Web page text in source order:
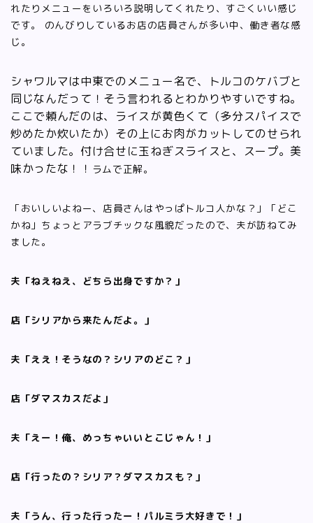
れたりメニューをいろいろ説明してくれたり、すごくいい感じ
です。 のんびりしているお店の店員さんが多い中、働き者な感
じ。
シャワルマは中東でのメニュー名で、トルコのケバブと
同じなんだって！ そう言われるとわかりやすいですね。
ここで頼んだのは、ライスが黄色くて（多分スパイスで
炒めたか炊いたか）その上にお肉がカットしてのせられ
ていました。 付け合せに玉ねぎスライスと、スープ。 美
味かったな！！ ラムで正解。
「おいしいよねー、店員さんはやっぱトルコ人かな？」「どこ
かね」ちょっとアラブチックな風貌だったので、夫が訪ねてみ
ました。
夫「ねえねえ、どちら出身ですか？」
店「シリアから来たんだよ。」
夫「ええ！そうなの？シリアのどこ？」
店「ダマスカスだよ」
夫「えー！俺、めっちゃいいとこじゃん！」
店「行ったの？シリア？ダマスカスも？」
夫「うん、行った行ったー！パルミラ大好きで！」